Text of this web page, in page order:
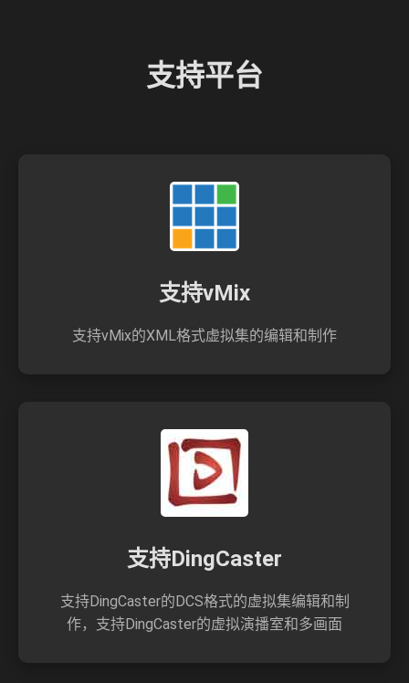
支持平台
支持vMix
支持vMix的XML格式虚拟集的编辑和制作
支持DingCaster
支持DingCaster的DCS格式的虚拟集编辑和制
作，支持DingCaster的虚拟演播室和多画面